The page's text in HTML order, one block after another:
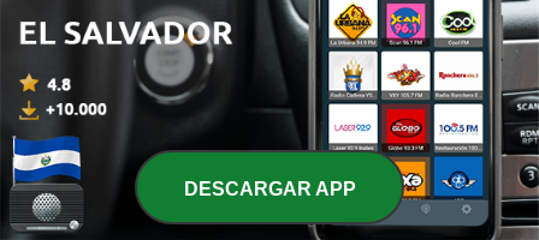
Predicaciones Cristianas Restauracion
DESCARGAR APP